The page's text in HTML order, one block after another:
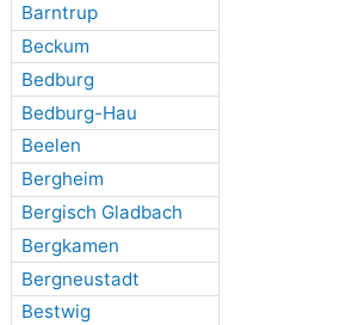
Barntrup
Beckum
Bedburg
Bedburg-Hau
Beelen
Bergheim
Bergisch Gladbach
Bergkamen
Bergneustadt
Bestwig